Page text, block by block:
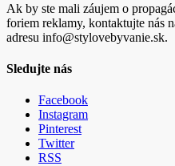
Ak by ste mali záujem o
foriem reklamy, kontaktujte nás
adresu info@stylovebyvanie.sk.
Sledujte nás
Facebook
Instagram
Pinterest
Twitter
RSS